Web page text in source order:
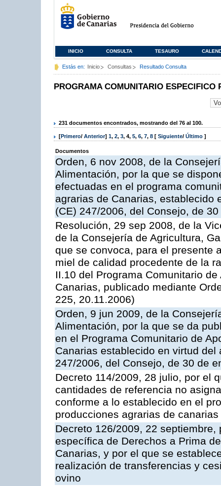
INICIO CONSULTA TESAURO
Estás en: Inicio Consultas Resultado Consulta
PROGRAMA COMUNITARIO ESPECIFICO
231 documentos encontrados, mostrando del 76 al 100.
[Primero/ Anterior] 1, 2, 3, 4, 5, 6, 7, 8 [ Siguiente/ Último ]
Documentos
Orden, 6 nov 2008, de la
Alimentación, por la que se
efectuadas en el programa
agrarias de Canarias, establecido
(CE) 247/2006, del Consejo, de
Resolución, 29 sep 2008, de la
de la Consejería de Agricultura,
que se convoca, para el presente
miel de calidad procedente de la
II.10 del Programa Comunitario
Canarias, publicado mediante
225, 20.11.2006)
Orden, 9 jun 2009, de la
Alimentación, por la que se da
en el Programa Comunitario de
Canarias establecido en virtud
247/2006, del Consejo, de 30 de
Decreto 114/2009, 28 julio, por el
cantidades de referencia no
conforme a lo establecido en el
producciones agrarias de canarias
Decreto 126/2009, 22
específica de Derechos a Prima
Canarias, y por el que se
realización de transferencias y
ovino